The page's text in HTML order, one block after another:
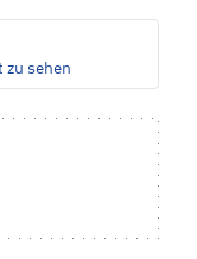
zu sehen